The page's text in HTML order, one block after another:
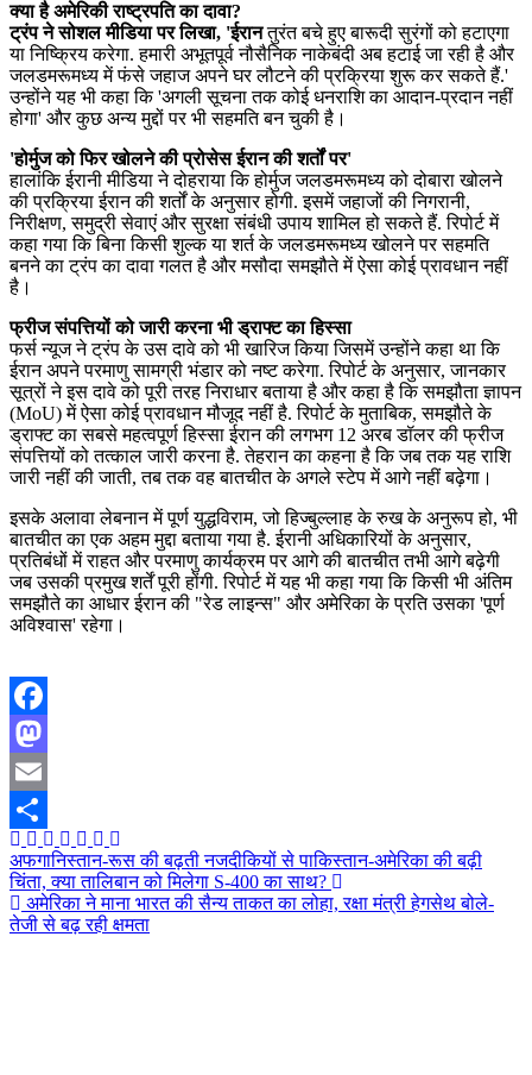
क्या है अमेरिकी राष्ट्रपति का दावा?
ट्रंप ने सोशल मीडिया पर लिखा, 'ईरानतुरंत बचे हुए बारूदी सुरंगों को हटाएगा
या निष्क्रिय करेगा. हमारी अभूतपूर्व नौसैनिक नाकेबंदी अब हटाई जा रही है और
जलडमरूमध्य में फंसे जहाज अपने घर लौटने की प्रक्रिया शुरू कर सकते हैं.'
उन्होंने यह भी कहा कि 'अगली सूचना तक कोई धनराशि का आदान-प्रदान नहीं
होगा' और कुछ अन्य मुद्दों पर भी सहमति बन चुकी है।
'होर्मुज को फिर खोलने की प्रोसेस ईरान की शर्तों पर'
हालांकि ईरानी मीडिया ने दोहराया कि होर्मुज जलडमरूमध्य को दोबारा खोलने
की प्रक्रिया ईरान की शर्तों के अनुसार होगी. इसमें जहाजों की निगरानी,
निरीक्षण, समुद्री सेवाएं और सुरक्षा संबंधी उपाय शामिल हो सकते हैं. रिपोर्ट में
कहा गया कि बिना किसी शुल्क या शर्त के जलडमरूमध्य खोलने पर सहमति
बनने का ट्रंप का दावा गलत है और मसौदा समझौते में ऐसा कोई प्रावधान नहीं
है।
फ्रीज संपत्तियों को जारी करना भी ड्राफ्ट का हिस्सा
फर्स न्यूज ने ट्रंप के उस दावे को भी खारिज किया जिसमें उन्होंने कहा था कि
ईरान अपने परमाणु सामग्री भंडार को नष्ट करेगा. रिपोर्ट के अनुसार, जानकार
सूत्रों ने इस दावे को पूरी तरह निराधार बताया है और कहा है कि समझौता ज्ञापन
(MoU) में ऐसा कोई प्रावधान मौजूद नहीं है. रिपोर्ट के मुताबिक, समझौते के
ड्राफ्ट का सबसे महत्वपूर्ण हिस्सा ईरान की लगभग 12 अरब डॉलर की फ्रीज
संपत्तियों को तत्काल जारी करना है. तेहरान का कहना है कि जब तक यह राशि
जारी नहीं की जाती, तब तक वह बातचीत के अगले स्टेप में आगे नहीं बढ़ेगा।
इसके अलावा लेबनान में पूर्ण युद्धविराम, जो हिज्बुल्लाह के रुख के अनुरूप हो, भी
बातचीत का एक अहम मुद्दा बताया गया है. ईरानी अधिकारियों के अनुसार,
प्रतिबंधों में राहत और परमाणु कार्यक्रम पर आगे की बातचीत तभी आगे बढ़ेगी
जब उसकी प्रमुख शर्तें पूरी होंगी. रिपोर्ट में यह भी कहा गया कि किसी भी अंतिम
समझौते का आधार ईरान की "रेड लाइन्स" और अमेरिका के प्रति उसका 'पूर्ण
अविश्वास' रहेगा।
Facebook
Mastodon
Email
Share
Post
navigation
अफगानिस्तान-रूस की बढ़ती नजदीकियों से पाकिस्तान-अमेरिका की बढ़ी
चिंता, क्या तालिबान को मिलेगा S-400 का साथ?
अमेरिका ने माना भारत की सैन्य ताकत का लोहा, रक्षा मंत्री हेगसेथ बोले-
तेजी से बढ़ रही क्षमता